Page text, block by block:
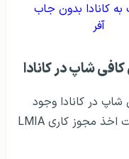
کانادا بدون جاب
آفر
کافی شاپ در کانادا
در کانادا وجود
ندارد، فقط شما باید مدارک زیر را جهت اخذ مجوز کاری LMIA